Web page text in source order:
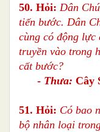
50. Hỏi: Dân
tiến bước. Dân
cùng có động
truyền vào trong
cất bước?
- Thưa: Cây
51. Hỏi: Có bao
bộ nhân loại